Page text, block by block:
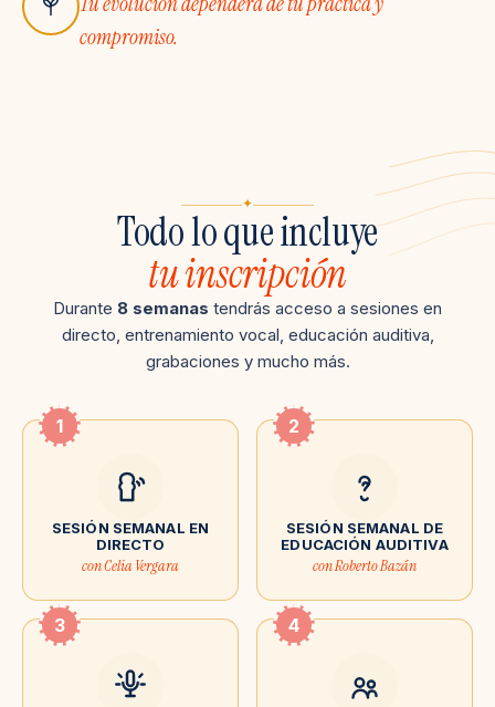
compromiso.
✦
Todo lo que incluye
tu inscripción
Durante 8 semanas tendrás acceso a sesiones en
directo, entrenamiento vocal, educación auditiva,
grabaciones y mucho más.
1
SESIÓN SEMANAL EN
DIRECTO
con Celia Vergara
2
SESIÓN SEMANAL DE
EDUCACIÓN AUDITIVA
con Roberto Bazán
3 4